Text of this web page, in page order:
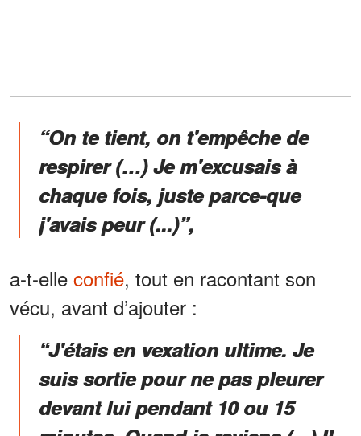
“On te tient, on t'empêche de
respirer (…) Je m'excusais à
chaque fois, juste parce-que
j'avais peur (...)”,
a-t-elle confié, tout en racontant son
vécu, avant d’ajouter :
“J'étais en vexation ultime. Je
suis sortie pour ne pas pleurer
devant lui pendant 10 ou 15